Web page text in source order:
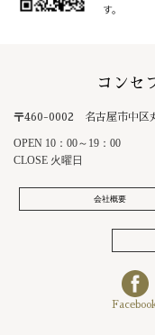
す。
コンセ
〒460-0002 名古屋市中区
OPEN 10：00～19：00
CLOSE 火曜日
会社概要